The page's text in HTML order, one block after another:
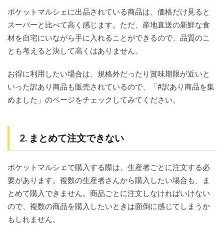
ポケットマルシェに出品されている商品は、価格だけ見ると
スーパーと比べて高く感じます。ただ、産地直送の新鮮な食
材を自宅にいながら手に入れることができるので、品質のこ
とも考えると決して高くはありません。
お得に利用したい場合は、規格外だったり賞味期限が近いと
いった訳あり商品も販売されているので、「#訳あり商品を集
めました」のページをチェックしてみてください。
2. まとめて注文できない
ポケットマルシェで購入する際は、生産者ごとに注文する必
要があります。複数の生産者さんから購入したい場合も、ま
とめて購入できません。商品ごとに注文しなければいけない
ので、複数の商品を購入したいときは面倒に感じてしまうか
もしれません。